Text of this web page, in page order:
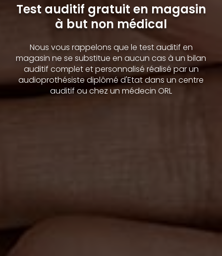
Test auditif gratuit en magasin
à but non médical
Nous vous rappelons que le test auditif en
magasin ne se substitue en aucun cas à un bilan
auditif complet et personnalisé réalisé par un
audioprothésiste diplômé d'Etat dans un centre
auditif ou chez un médecin ORL